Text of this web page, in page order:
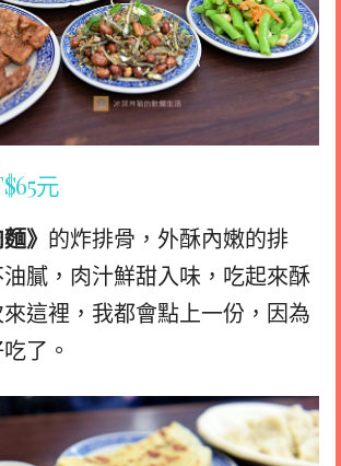
元
》 的炸排骨，外酥內嫩的排
膩，肉汁鮮甜入味，吃起來酥
這裡，我都會點上一份，因為
了。